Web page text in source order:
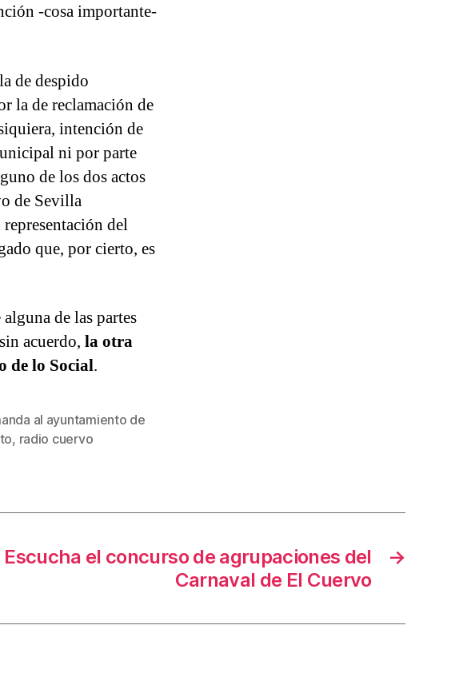
-cosa importante-
de despido
la de reclamación de
intención de
ni por parte
de los dos actos
de Sevilla
del
que, por cierto, es
de las partes
acuerdo, la otra
de lo Social.
al ayuntamiento de
, radio cuervo
→
Escucha el concurso de agrupaciones del
Carnaval de El Cuervo